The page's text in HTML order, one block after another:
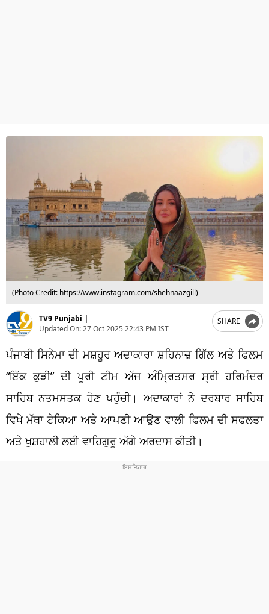
(Photo Credit: https://www.instagram.com/shehnaazgill)
TV9 Punjabi |
Updated On:27 Oct 2025 22:43 PM IST
SHARE
ਪੰਜਾਬੀ ਸਿਨੇਮਾ ਦੀ ਮਸ਼ਹੂਰ ਅਦਾਕਾਰਾ ਸ਼ਹਿਨਾਜ਼ ਗਿੱਲ ਅਤੇ ਫਿਲਮ
“ਇੱਕ ਕੁੜੀ” ਦੀ ਪੂਰੀ ਟੀਮ ਅੱਜ ਅੰਮ੍ਰਿਤਸਰ ਸ੍ਰੀ ਹਰਿਮੰਦਰ
ਸਾਹਿਬ ਨਤਮਸਤਕ ਹੋਣ ਪਹੁੰਚੀ। ਅਦਾਕਾਰਾਂ ਨੇ ਦਰਬਾਰ ਸਾਹਿਬ
ਵਿਖੇ ਮੱਥਾ ਟੇਕਿਆ ਅਤੇ ਆਪਣੀ ਆਉਣ ਵਾਲੀ ਫਿਲਮ ਦੀ ਸਫਲਤਾ
ਅਤੇ ਖੁਸ਼ਹਾਲੀ ਲਈ ਵਾਹਿਗੁਰੂ ਅੱਗੇ ਅਰਦਾਸ ਕੀਤੀ।